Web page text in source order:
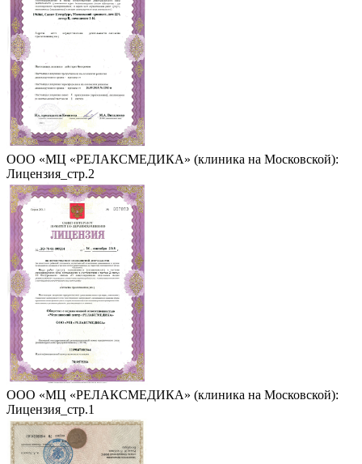
ООО «МЦ «РЕЛАКСМЕДИКА» (клиника на Московской):
Лицензия_стр.2
ООО «МЦ «РЕЛАКСМЕДИКА» (клиника на Московской):
Лицензия_стр.1